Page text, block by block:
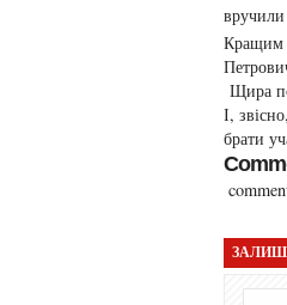
Кращим
Щира
І,
брати